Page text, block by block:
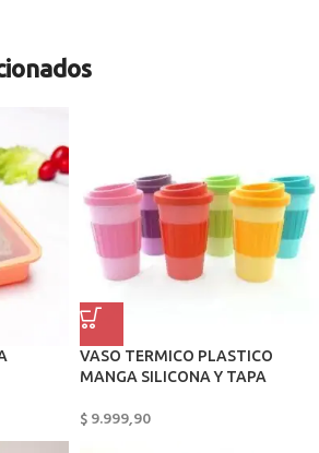
VASO TERMICO PLASTICO
MANGA SILICONA Y TAPA
$9.999,90